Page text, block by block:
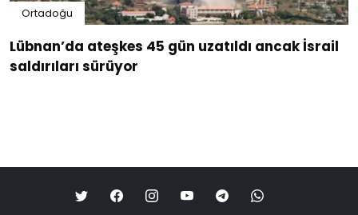
Ortadoğu
Lübnan’da ateşkes 45 gün uzatıldı ancak İsrail
saldırıları sürüyor